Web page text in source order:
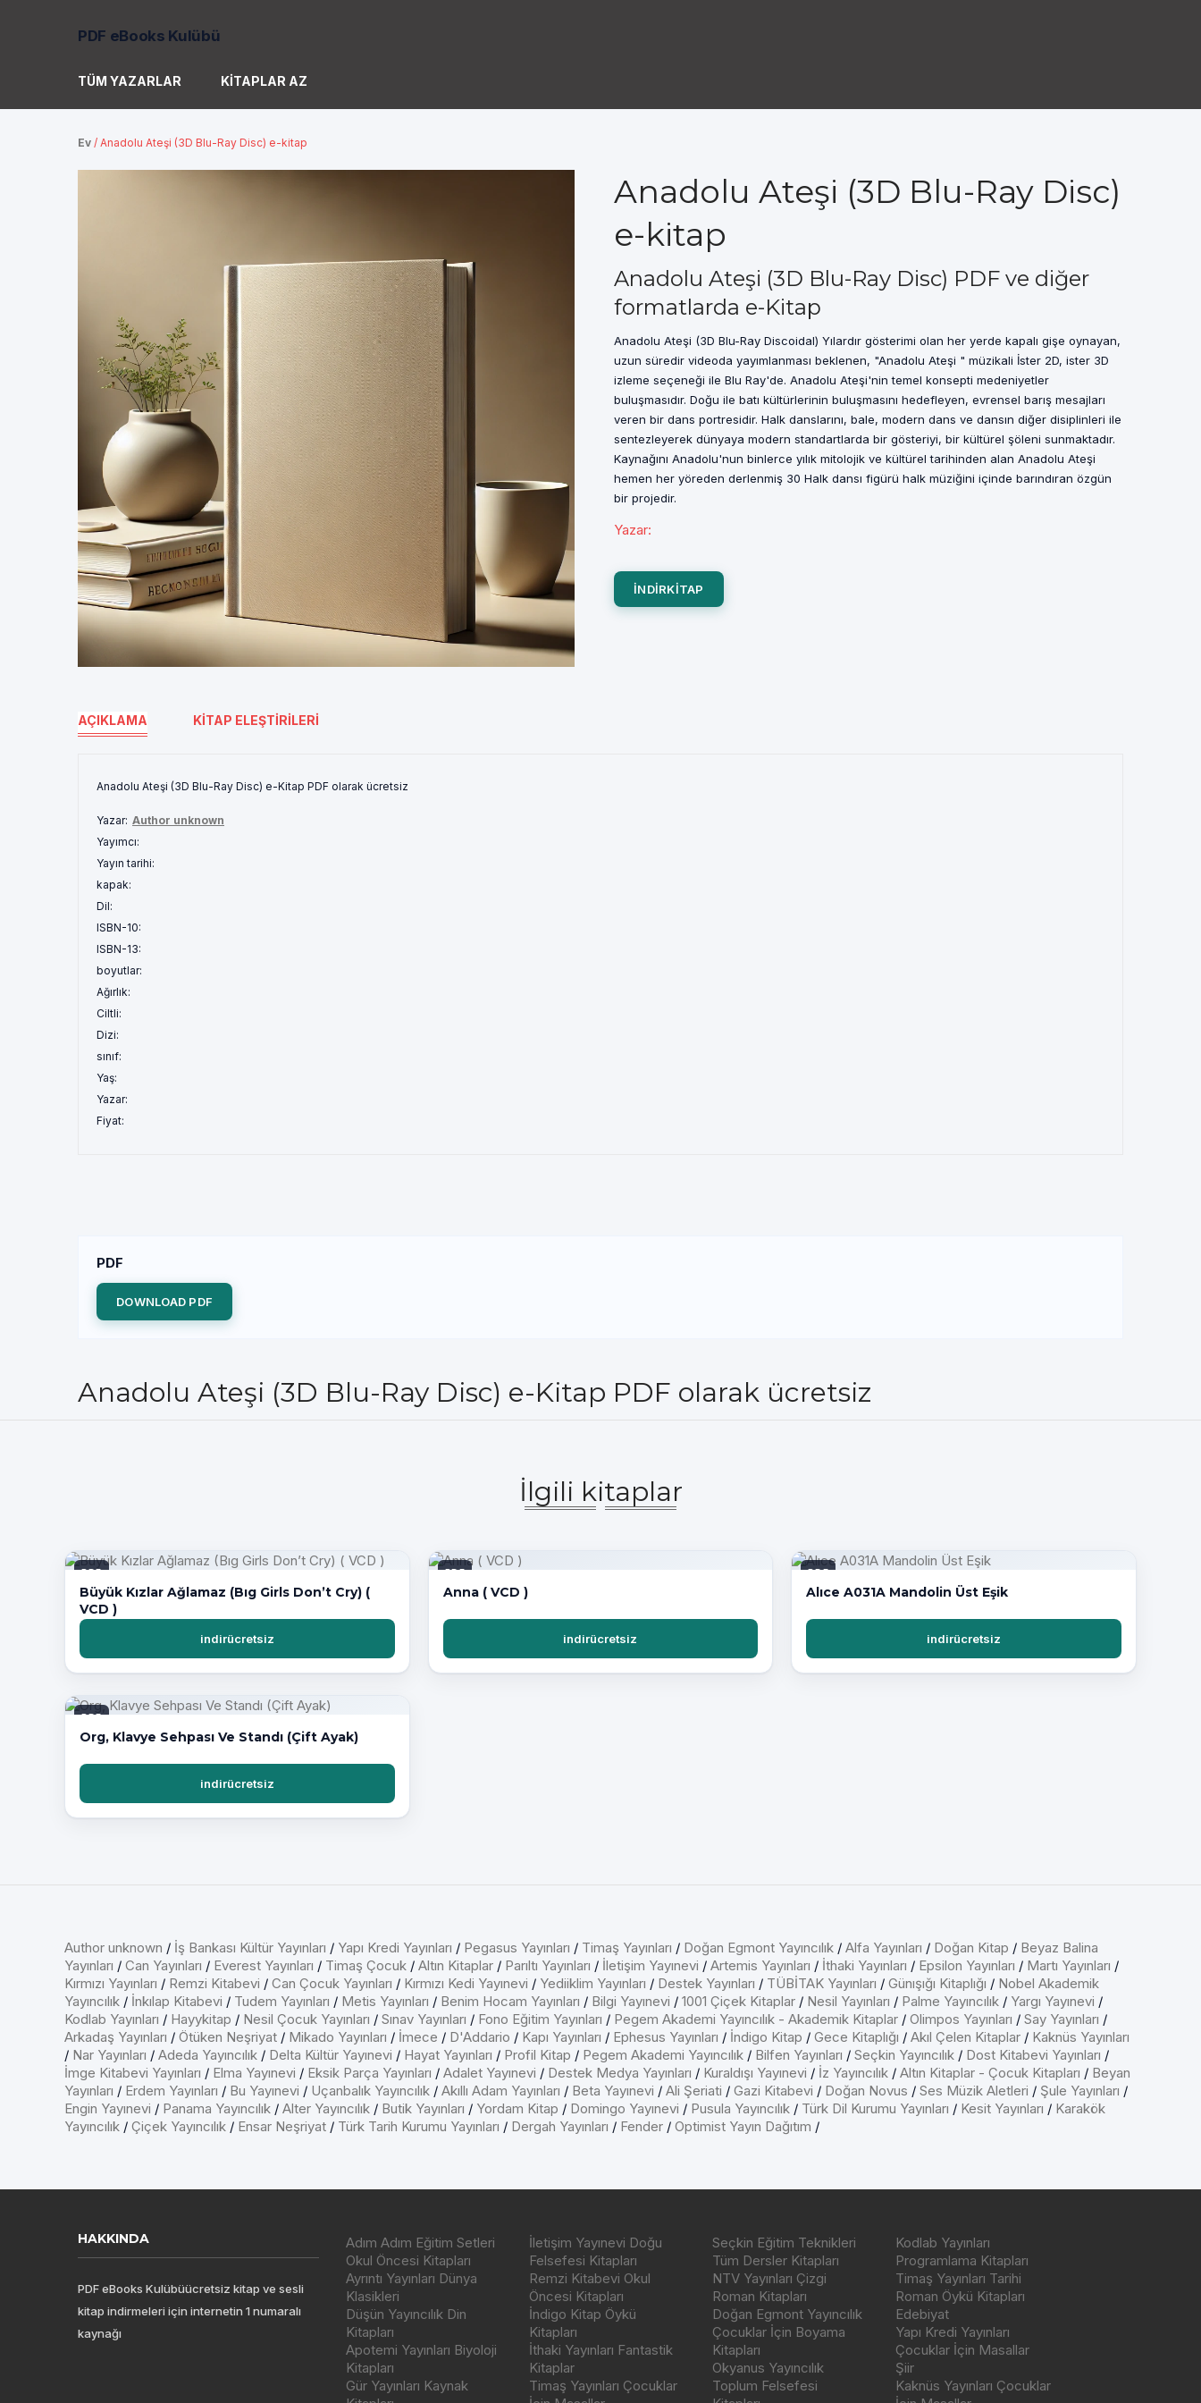
PDF eBooks Kulübü
TÜM YAZARLAR KITAPLAR AZ
Ev / Anadolu Ateşi (3D Blu-Ray Disc) e-kitap
Anadolu Ateşi (3D Blu-Ray Disc)
e-kitap
Anadolu Ateşi (3D Blu-Ray Disc) PDF ve diğer
formatlarda e-Kitap
Anadolu Ateşi (3D Blu-Ray Discoidal) Yılardır gösterimi olan her yerde kapalı gişe oynayan,
uzun süredir videoda yayımlanması beklenen, "Anadolu Ateşi " müzikali İster 2D, ister 3D
izleme seçeneği ile Blu Ray'de. Anadolu Ateşi'nin temel konsepti medeniyetler
buluşmasıdır. Doğu ile batı kültürlerinin buluşmasını hedefleyen, evrensel barış mesajları
veren bir dans portresidir. Halk danslarını, bale, modern dans ve dansın diğer disiplinleri ile
sentezleyerek dünyaya modern standartlarda bir gösteriyi, bir kültürel şöleni sunmaktadır.
Kaynağını Anadolu'nun binlerce yılık mitolojik ve kültürel tarihinden alan Anadolu Ateşi
hemen her yöreden derlenmiş 30 Halk dansı figürü halk müziğini içinde barındıran özgün
bir projedir.
Yazar:
INDIRKITAP
AÇIKLAMA KITAP ELEŞTIRILERI
Anadolu Ateşi (3D Blu-Ray Disc) e-Kitap PDF olarak ücretsiz
Yazar: Author unknown
Yayımcı:
Yayın tarihi:
kapak:
Dil:
ISBN-10:
ISBN-13:
boyutlar:
Ağırlık:
Ciltli:
Dizi:
sınıf:
Yaş:
Yazar:
Fiyat:
PDF
DOWNLOAD PDF
Anadolu Ateşi (3D Blu-Ray Disc) e-Kitap PDF olarak ücretsiz
İlgili kitaplar
PDF
Büyük Kızlar Ağlamaz (Bıg Girls Don’t Cry) (
VCD )
indirücretsiz
PDF
Anna ( VCD )
indirücretsiz
PDF
Alıce A031A Mandolin Üst Eşik
indirücretsiz
PDF
Org, Klavye Sehpası Ve Standı (Çift Ayak)
indirücretsiz
Author unknown / İş Bankası Kültür Yayınları / Yapı Kredi Yayınları / Pegasus Yayınları / Timaş Yayınları / Doğan Egmont Yayıncılık / Alfa Yayınları / Doğan Kitap / Beyaz Balina
Yayınları / Can Yayınları / Everest Yayınları / Timaş Çocuk / Altın Kitaplar / Parıltı Yayınları / İletişim Yayınevi / Artemis Yayınları / İthaki Yayınları / Epsilon Yayınları / Martı Yayınları /
Kırmızı Yayınları / Remzi Kitabevi / Can Çocuk Yayınları / Kırmızı Kedi Yayınevi / Yediiklim Yayınları / Destek Yayınları / TÜBİTAK Yayınları / Günışığı Kitaplığı / Nobel Akademik
Yayıncılık / İnkılap Kitabevi / Tudem Yayınları / Metis Yayınları / Benim Hocam Yayınları / Bilgi Yayınevi / 1001 Çiçek Kitaplar / Nesil Yayınları / Palme Yayıncılık / Yargı Yayınevi /
Kodlab Yayınları / Hayykitap / Nesil Çocuk Yayınları / Sınav Yayınları / Fono Eğitim Yayınları / Pegem Akademi Yayıncılık - Akademik Kitaplar / Olimpos Yayınları / Say Yayınları /
Arkadaş Yayınları / Ötüken Neşriyat / Mikado Yayınları / İmece / D'Addario / Kapı Yayınları / Ephesus Yayınları / İndigo Kitap / Gece Kitaplığı / Akıl Çelen Kitaplar / Kaknüs Yayınları
/ Nar Yayınları / Adeda Yayıncılık / Delta Kültür Yayınevi / Hayat Yayınları / Profil Kitap / Pegem Akademi Yayıncılık / Bilfen Yayınları / Seçkin Yayıncılık / Dost Kitabevi Yayınları /
İmge Kitabevi Yayınları / Elma Yayınevi / Eksik Parça Yayınları / Adalet Yayınevi / Destek Medya Yayınları / Kuraldışı Yayınevi / İz Yayıncılık / Altın Kitaplar - Çocuk Kitapları / Beyan
Yayınları / Erdem Yayınları / Bu Yayınevi / Uçanbalık Yayıncılık / Akıllı Adam Yayınları / Beta Yayınevi / Ali Şeriati / Gazi Kitabevi / Doğan Novus / Ses Müzik Aletleri / Şule Yayınları /
Engin Yayınevi / Panama Yayıncılık / Alter Yayıncılık / Butik Yayınları / Yordam Kitap / Domingo Yayınevi / Pusula Yayıncılık / Türk Dil Kurumu Yayınları / Kesit Yayınları / Karakök
Yayıncılık / Çiçek Yayıncılık / Ensar Neşriyat / Türk Tarih Kurumu Yayınları / Dergah Yayınları / Fender / Optimist Yayın Dağıtım /
HAKKINDA
PDF eBooks Kulübüücretsiz kitap ve sesli
kitap indirmeleri için internetin 1 numaralı
kaynağı
Adım Adım Eğitim Setleri
Okul Öncesi Kitapları
Ayrıntı Yayınları Dünya
Klasikleri
Düşün Yayıncılık Din
Kitapları
Apotemi Yayınları Biyoloji
Kitapları
Gür Yayınları Kaynak
İletişim Yayınevi Doğu
Felsefesi Kitapları
Remzi Kitabevi Okul
Öncesi Kitapları
İndigo Kitap Öykü
Kitapları
İthaki Yayınları Fantastik
Kitaplar
Timaş Yayınları Çocuklar
Seçkin Eğitim Teknikleri
Tüm Dersler Kitapları
NTV Yayınları Çizgi
Roman Kitapları
Doğan Egmont Yayıncılık
Çocuklar İçin Boyama
Kitapları
Okyanus Yayıncılık
Toplum Felsefesi
Kodlab Yayınları
Programlama Kitapları
Timaş Yayınları Tarihi
Roman Öykü Kitapları
Edebiyat
Yapı Kredi Yayınları
Çocuklar İçin Masallar
Şiir
Kaknüs Yayınları Çocuklar